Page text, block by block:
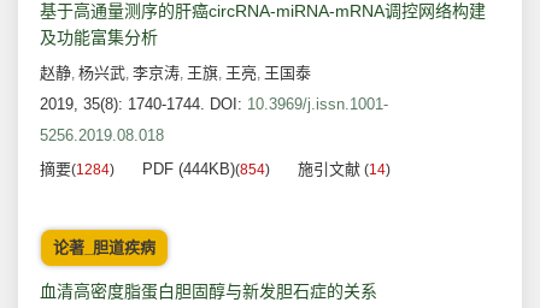
基于高通量测序的肝癌circRNA-miRNA-mRNA调控网络构建
及功能富集分析
赵静, 杨兴武, 李京涛, 王旗, 王亮, 王国泰
2019, 35(8): 1740-1744. DOI: 10.3969/j.issn.1001-
5256.2019.08.018
摘要(1284) PDF (444KB)(854) 施引文献 (14)
论著_胆道疾病
血清高密度脂蛋白胆固醇与新发胆石症的关系